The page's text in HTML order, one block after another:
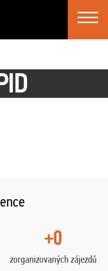
Toggle
+0
zorganizovaných zájezdů